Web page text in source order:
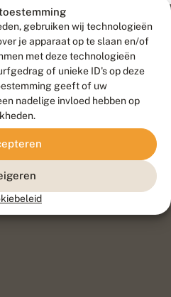
gebruiken wij technologieën
je apparaat op te slaan en/of
met deze technologieën
of unieke ID's op deze
geeft of uw
nadelige invloed hebben op
Go2People
, ontworpen door
Agency